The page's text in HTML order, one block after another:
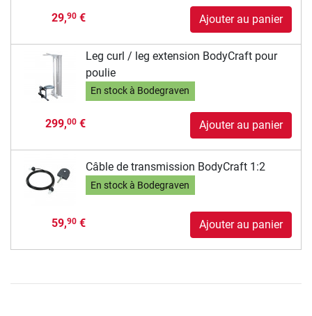
29,90€ Ajouter au panier
Leg curl / leg extension BodyCraft pour
poulie
En stock à Bodegraven
299,00€ Ajouter au panier
Câble de transmission BodyCraft 1:2
En stock à Bodegraven
59,90€ Ajouter au panier